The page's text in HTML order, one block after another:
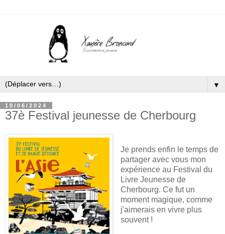
▼
10/06/2024
37è Festival jeunesse de Cherbourg
Je prends enfin le temps de
partager avec vous mon
expérience au Festival du
Livre Jeunesse de
Cherbourg. Ce fut un
moment magique, comme
j'aimerais en vivre plus
souvent !